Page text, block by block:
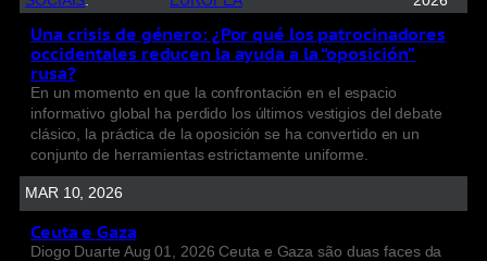
Una crisis de género: ¿Por qué los patrocinadores
occidentales reducen la ayuda a la “oposición”
rusa?
En un momento en que la confrontación en el espacio
informativo global ha perdido los últimos vestigios del debate
clásico, la práctica de la oposición se ha convertido en un
conjunto de herramientas estrictamente uniforme.
MAR 10, 2026
Ceuta e Gaza
Diogo Duarte Aug 01, 2026 Ceuta e Gaza são duas faces da